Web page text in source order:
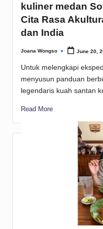
kuliner medan
Cita Rasa
dan India
Posted
Joana Wongso June 20,
Untuk melengkapi
menyusun panduan
legendaris kuah santan
Read More